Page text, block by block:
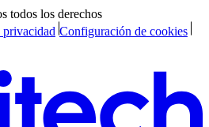
todos los derechos
Configuración de cookies